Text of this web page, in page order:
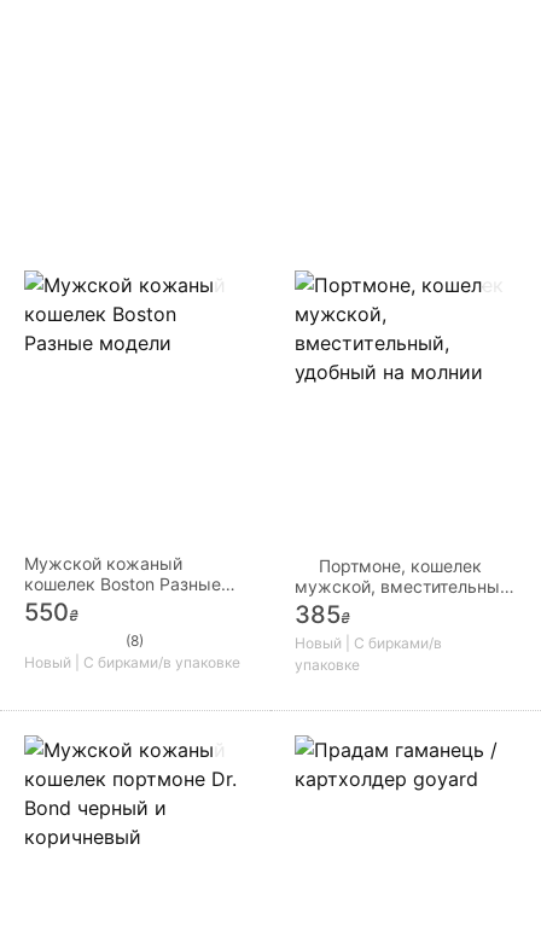
Мужской кожаный
кошелек Boston Разные
модели
550₴
(8)
Новый | С бирками/в упаковке
Портмоне, кошелек
мужской, вместительный,
удобный на молнии
385₴
Новый | С бирками/в
упаковке